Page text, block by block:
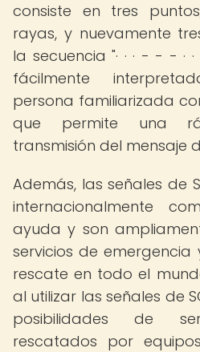
consiste en tres
rayas, y nuevamente
la secuencia "· · · - - - ·
fácilmente
persona familiarizada
que permite una
transmisión del mensaje
Además, las señales de
internacionalmente
ayuda y son
servicios de
rescate en todo el
al utilizar las señales de
posibilidades de
rescatados por